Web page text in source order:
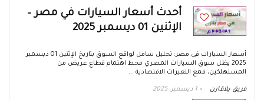
أحدث أسعار السيارات في مصر –
الإثنين 01 ديسمبر 2025
أسعار السيارات في مصر: تحليل شامل لواقع السوق بتاريخ الإثنين 01 ديسمبر
2025 يظل سوق السيارات المصري محط اهتمام قطاع عريض من
المستهلكين، فمع التغيرات الاقتصادية ...
فريق يلاقارن 1 ديسمبر، 2025